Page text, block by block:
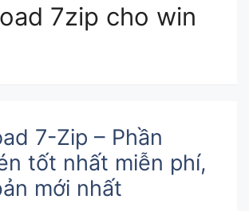
7zip cho win
7-Zip – Phần
tốt nhất miễn phí,
mới nhất